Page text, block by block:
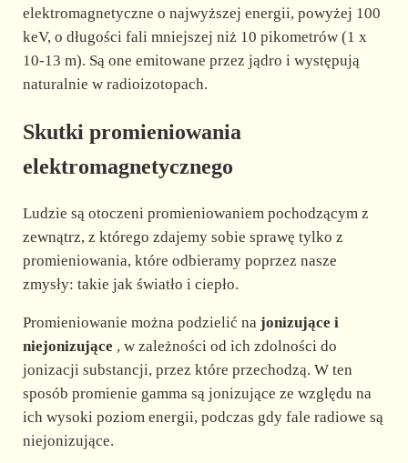
elektromagnetyczne o najwyższej energii, powyżej 100
keV, o długości fali mniejszej niż 10 pikometrów (1 x
10-13 m). Są one emitowane przez jądro i występują
naturalnie w radioizotopach.
Skutki promieniowania
elektromagnetycznego
Ludzie są otoczeni promieniowaniem pochodzącym z
zewnątrz, z którego zdajemy sobie sprawę tylko z
promieniowania, które odbieramy poprzez nasze
zmysły: takie jak światło i ciepło.
Promieniowanie można podzielić na jonizujące i
niejonizujące , w zależności od ich zdolności do
jonizacji substancji, przez które przechodzą. W ten
sposób promienie gamma są jonizujące ze względu na
ich wysoki poziom energii, podczas gdy fale radiowe są
niejonizujące.